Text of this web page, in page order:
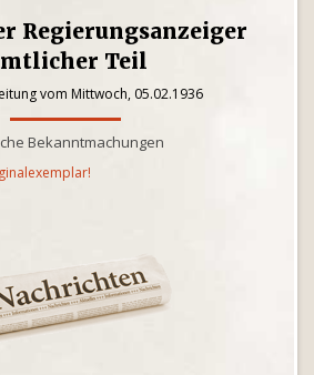
Regierungsanzeiger
Teil
vom Mittwoch, 05.02.1936
Bekanntmachungen